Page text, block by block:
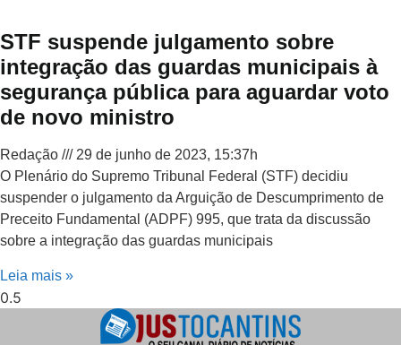
STF suspende julgamento sobre
integração das guardas municipais à
segurança pública para aguardar voto
de novo ministro
Redação
29 de junho de 2023, 15:37h
O Plenário do Supremo Tribunal Federal (STF) decidiu
suspender o julgamento da Arguição de Descumprimento de
Preceito Fundamental (ADPF) 995, que trata da discussão
sobre a integração das guardas municipais
Leia mais »